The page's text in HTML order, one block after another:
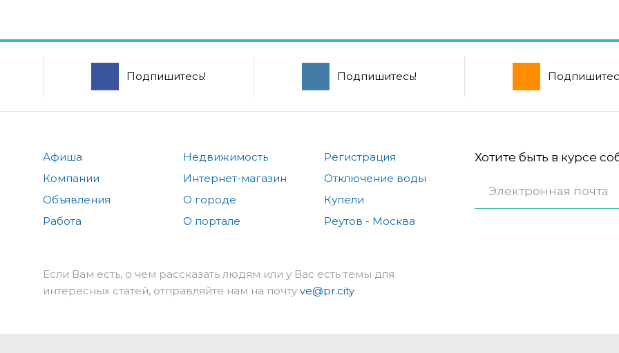
Подпишитесь! Подпишитесь!
Афиша
Компании
Объявления
Работа
Недвижимость
Интернет-магазин
О городе
О портале
Регистрация
Отключение воды
Купели
Реутов - Москва
Хотите быть в курсе
Если Вам есть, о чем рассказать людям или у Вас есть темы для
интересных статей, отправляйте нам на почту ve@pr.city